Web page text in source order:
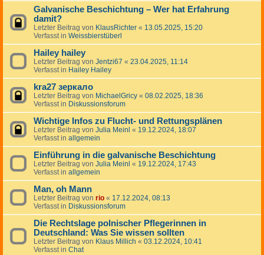
Galvanische Beschichtung – Wer hat Erfahrung
damit?
Letzter Beitrag von KlausRichter « 13.05.2025, 15:20
Verfasst in Weissbierstüberl
Hailey hailey
Letzter Beitrag von Jentzi67 « 23.04.2025, 11:14
Verfasst in Hailey Hailey
kra27 зеркало
Letzter Beitrag von MichaelGricy « 08.02.2025, 18:36
Verfasst in Diskussionsforum
Wichtige Infos zu Flucht- und Rettungsplänen
Letzter Beitrag von Julia Meinl « 19.12.2024, 18:07
Verfasst in allgemein
Einführung in die galvanische Beschichtung
Letzter Beitrag von Julia Meinl « 19.12.2024, 17:43
Verfasst in allgemein
Man, oh Mann
Letzter Beitrag von rio « 17.12.2024, 08:13
Verfasst in Diskussionsforum
Die Rechtslage polnischer Pflegerinnen in
Deutschland: Was Sie wissen sollten
Letzter Beitrag von Klaus Millich « 03.12.2024, 10:41
Verfasst in Chat